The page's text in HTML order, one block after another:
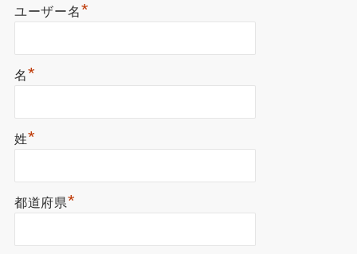
ユーザー名*
名*
姓*
都道府県*